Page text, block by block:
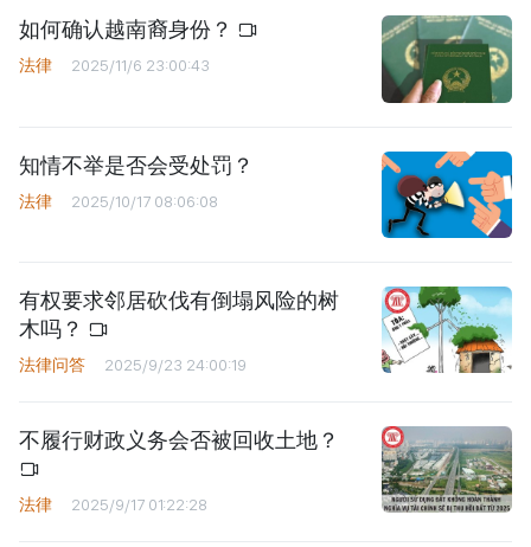
如何确认越南裔身份？
法律 2025/11/6 23:00:43
知情不举是否会受处罚？
法律 2025/10/17 08:06:08
有权要求邻居砍伐有倒塌风险的树
木吗？
法律问答 2025/9/23 24:00:19
不履行财政义务会否被回收土地？
法律 2025/9/17 01:22:28